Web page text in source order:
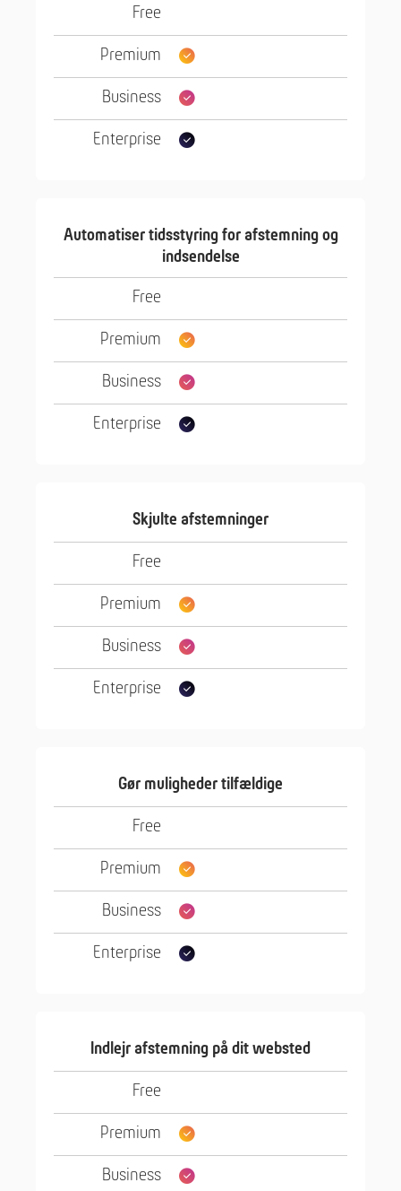
Automatiser tidsstyring for afstemning og
indsendelse
Skjulte afstemninger
Gør muligheder tilfældige
Indlejr afstemning på dit websted